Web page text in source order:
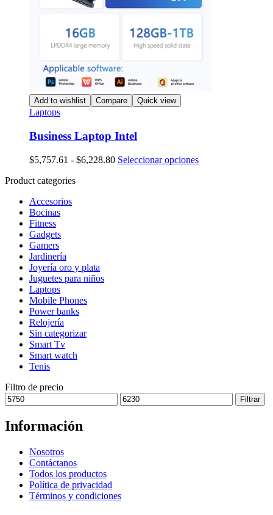
Add to wishlist Compare Quick view
Laptops
Business Laptop Intel
$5,757.61 - $6,228.80Rango
Seleccionar opcionesEste
Product categories
Accesorios
Bocinas
Fitness
Gadgets
Gamers
Jardinería
Joyería oro y plata
Juguetes para niños
Laptops
Mobile Phones
Power banks
Relojería
Sin categorizar
Smart Tv
Smart watch
Tenis
Filtro de precio
Precio
mínimo
Precio
máximo
Filtrar
Información
Nosotros
Contáctanos
Todos los productos
Política de privacidad
Términos y condiciones